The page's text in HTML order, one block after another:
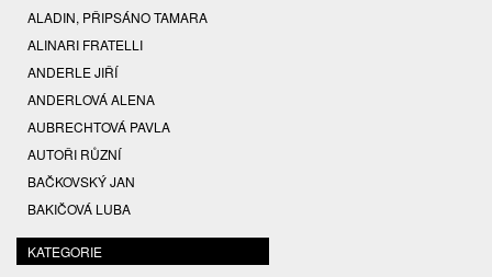
ALADIN, PŘIPSÁNO TAMARA
ALINARI FRATELLI
ANDERLE JIŘÍ
ANDERLOVÁ ALENA
AUBRECHTOVÁ PAVLA
AUTOŘI RŮZNÍ
BAČKOVSKÝ JAN
BAKIČOVÁ LUBA
BALCAR JIŘÍ
BALCAR KAREL
KATEGORIE